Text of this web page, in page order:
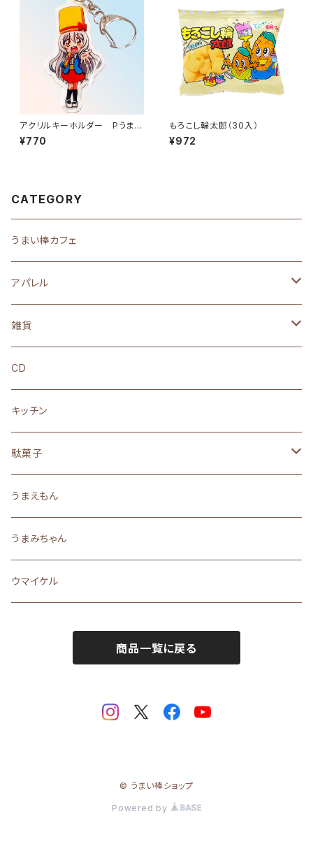
アクリルキーホルダー Pうまい
棒2 うまみちゃん
¥770
もろこし輪太郎（30入）
¥972
CATEGORY
うまい棒カフェ
アパレル
Tシャツ
ロングTシャツ
フーディー
スウェット
ソックス
バッグ・リュック
キャップ
雑貨
ぬいぐるみ
ステッカー
アクリルスタンド
キーホルダー
ストラップ
缶バッジ
CD
キッチン
駄菓子
うまい棒
なつかしの駄菓子
珍味
うまえもん
うまみちゃん
ウマイケル
商品一覧に戻る
© うまい棒ショップ
Powered by